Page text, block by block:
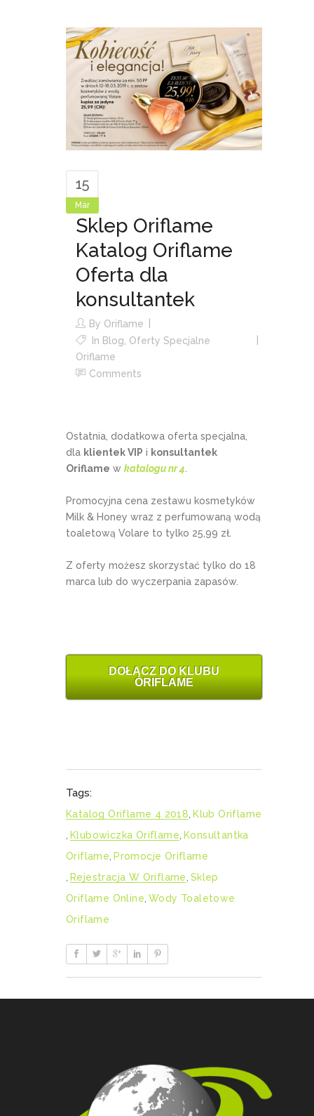
15
Mar
Sklep Oriflame
Katalog Oriflame
Oferta dla
konsultantek
By Oriflame
In Blog Oferty Specjalne
Oriflame
Comments
Ostatnia, dodatkowa oferta specjalna,
dla klientek VIP i konsultantek
Oriflame w katalogu nr 4
Promocyjna cena zestawu kosmetyków
Milk & Honey wraz z perfumowaną wodą
toaletową Volare to tylko 25,99 zł.
Z oferty możesz skorzystać tylko do 18
marca lub do wyczerpania zapasów.
DOŁĄCZ DO KLUBU
ORIFLAME
Tags:
Katalog Oriflame 4 2018 Klub Oriflame
Klubowiczka Oriflame Konsultantka
Oriflame Promocje Oriflame
Rejestracja W Oriflame Sklep
Oriflame Online Wody Toaletowe
Oriflame